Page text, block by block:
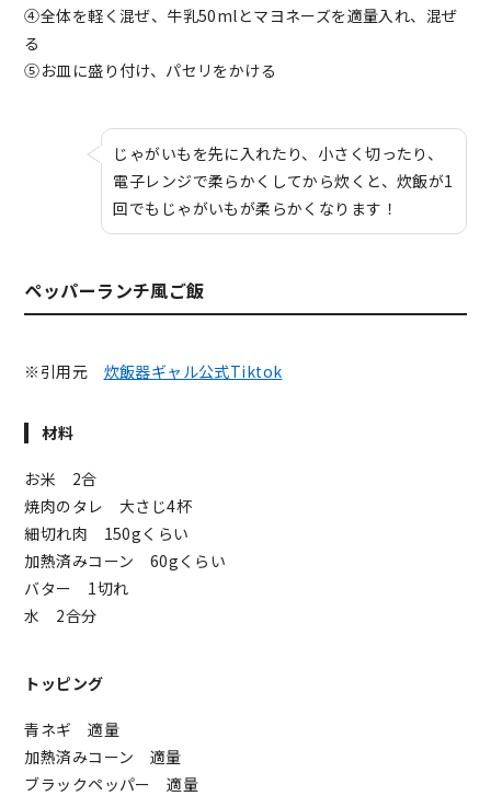
④全体を軽く混ぜ、牛乳50mlとマヨネーズを適量入れ、混ぜ
る
⑤お皿に盛り付け、パセリをかける
じゃがいもを先に入れたり、小さく切ったり、
電子レンジで柔らかくしてから炊くと、炊飯が1
回でもじゃがいもが柔らかくなります！
ペッパーランチ風ご飯
※引用元 炊飯器ギャル公式Tiktok
材料
お米 2合
焼肉のタレ 大さじ4杯
細切れ肉 150gくらい
加熱済みコーン 60gくらい
バター 1切れ
水 2合分
トッピング
青ネギ 適量
加熱済みコーン 適量
ブラックペッパー 適量